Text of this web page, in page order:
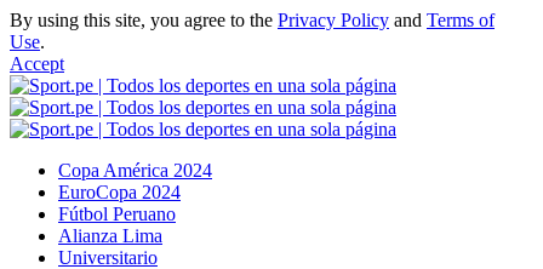
By using this site, you agree to the Privacy Policy and Terms of
Use.
Accept
Copa América 2024
EuroCopa 2024
Fútbol Peruano
Alianza Lima
Universitario